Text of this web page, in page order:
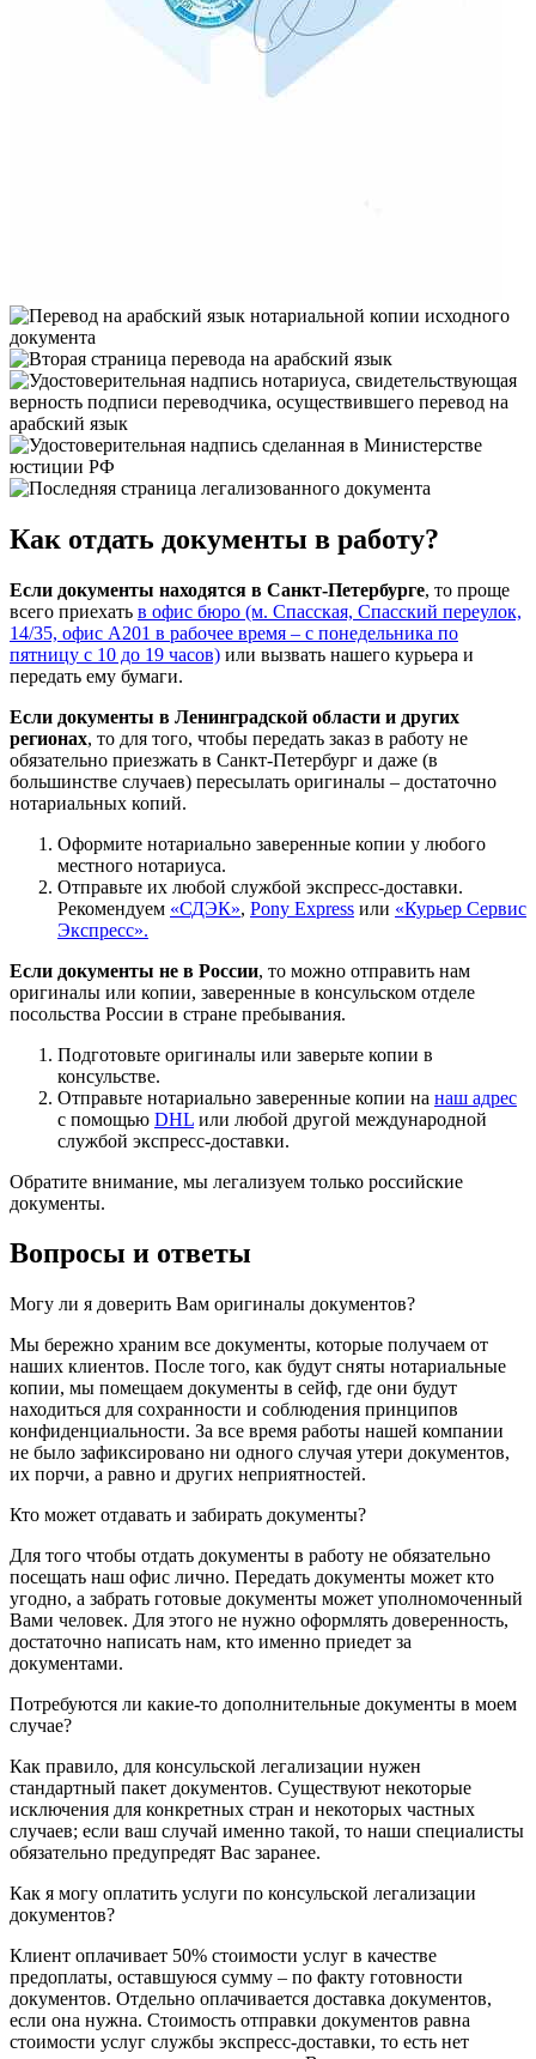
Как отдать документы в работу?
Если документы находятся в Санкт-Петербурге, то проще
всего приехать в офис бюро (м. Спасская, Спасский переулок,
14/35, офис А201 в рабочее время – с понедельника по
пятницу с 10 до 19 часов) или вызвать нашего курьера и
передать ему бумаги.
Если документы в Ленинградской области и других
регионах, то для того, чтобы передать заказ в работу не
обязательно приезжать в Санкт-Петербург и даже (в
большинстве случаев) пересылать оригиналы – достаточно
нотариальных копий.
Оформите нотариально заверенные копии у любого
местного нотариуса.
Отправьте их любой службой экспресс-доставки.
Рекомендуем «СДЭК», Pony Express или «Курьер Сервис
Экспресс».
Если документы не в России, то можно отправить нам
оригиналы или копии, заверенные в консульском отделе
посольства России в стране пребывания.
Подготовьте оригиналы или заверьте копии в
консульстве.
Отправьте нотариально заверенные копии на наш адрес
с помощью DHL или любой другой международной
службой экспресс-доставки.
Обратите внимание, мы легализуем только российские
документы.
Вопросы и ответы
Могу ли я доверить Вам оригиналы документов?
Мы бережно храним все документы, которые получаем от
наших клиентов. После того, как будут сняты нотариальные
копии, мы помещаем документы в сейф, где они будут
находиться для сохранности и соблюдения принципов
конфиденциальности. За все время работы нашей компании
не было зафиксировано ни одного случая утери документов,
их порчи, а равно и других неприятностей.
Кто может отдавать и забирать документы?
Для того чтобы отдать документы в работу не обязательно
посещать наш офис лично. Передать документы может кто
угодно, а забрать готовые документы может уполномоченный
Вами человек. Для этого не нужно оформлять доверенность,
достаточно написать нам, кто именно приедет за
документами.
Потребуются ли какие-то дополнительные документы в моем
случае?
Как правило, для консульской легализации нужен
стандартный пакет документов. Существуют некоторые
исключения для конкретных стран и некоторых частных
случаев; если ваш случай именно такой, то наши специалисты
обязательно предупредят Вас заранее.
Как я могу оплатить услуги по консульской легализации
документов?
Клиент оплачивает 50% стоимости услуг в качестве
предоплаты, оставшуюся сумму – по факту готовности
документов. Отдельно оплачивается доставка документов,
если она нужна. Стоимость отправки документов равна
стоимости услуг службы экспресс-доставки, то есть нет